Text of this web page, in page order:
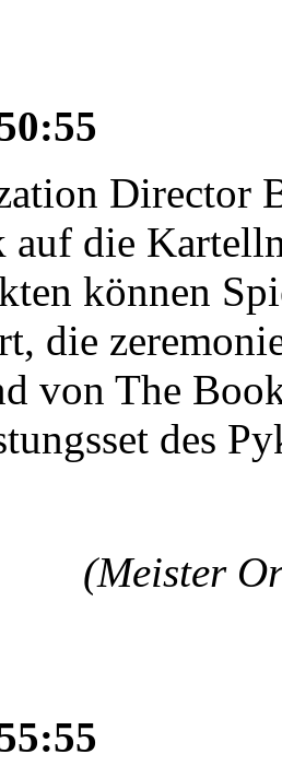
Director
auf die
können
die
von The
des
(Meister